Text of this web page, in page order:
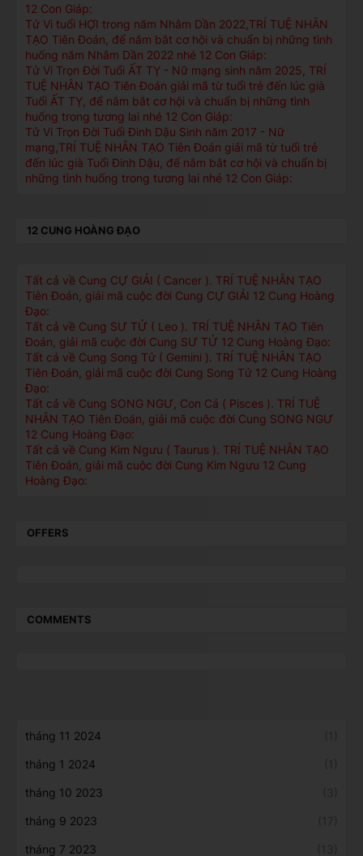
12 Con Giáp:
Tử Vi tuổi HỢI trong năm Nhâm Dần 2022,TRÍ TUỆ NHÂN
TẠO Tiên Đoán, để nắm bắt cơ hội và chuẩn bị những tình
huống năm Nhâm Dần 2022 nhé 12 Con Giáp:
Tử Vi Trọn Đời Tuổi ẤT TỴ - Nữ mạng sinh năm 2025, TRÍ
TUỆ NHÂN TẠO Tiên Đoán giải mã từ tuổi trẻ đến lúc già
Tuổi ẤT TỴ, để nắm bắt cơ hội và chuẩn bị những tình
huống trong tương lai nhé 12 Con Giáp:
Tử Vi Trọn Đời Tuổi Đinh Dậu Sinh năm 2017 - Nữ
mạng,TRÍ TUỆ NHÂN TẠO Tiên Đoán giải mã từ tuổi trẻ
đến lúc già Tuổi Đinh Dậu, để nắm bắt cơ hội và chuẩn bị
những tình huống trong tương lai nhé 12 Con Giáp:
12 CUNG HOÀNG ĐẠO
Tất cả về Cung CỰ GIẢI ( Cancer ). TRÍ TUỆ NHÂN TẠO
Tiên Đoán, giải mã cuộc đời Cung CỰ GIẢI 12 Cung Hoàng
Đạo:
Tất cả về Cung SƯ TỬ ( Leo ). TRÍ TUỆ NHÂN TẠO Tiên
Đoán, giải mã cuộc đời Cung SƯ TỬ 12 Cung Hoàng Đạo:
Tất cả về Cung Song Tử ( Gemini ). TRÍ TUỆ NHÂN TẠO
Tiên Đoán, giải mã cuộc đời Cung Song Tử 12 Cung Hoàng
Đạo:
Tất cả về Cung SONG NGƯ, Con Cá ( Pisces ). TRÍ TUỆ
NHÂN TẠO Tiên Đoán, giải mã cuộc đời Cung SONG NGƯ
12 Cung Hoàng Đạo:
Tất cả về Cung Kim Ngưu ( Taurus ). TRÍ TUỆ NHÂN TẠO
Tiên Đoán, giải mã cuộc đời Cung Kim Ngưu 12 Cung
Hoàng Đạo:
OFFERS
COMMENTS
tháng 11 2024
tháng 1 2024
tháng 10 2023
tháng 9 2023
tháng 7 2023